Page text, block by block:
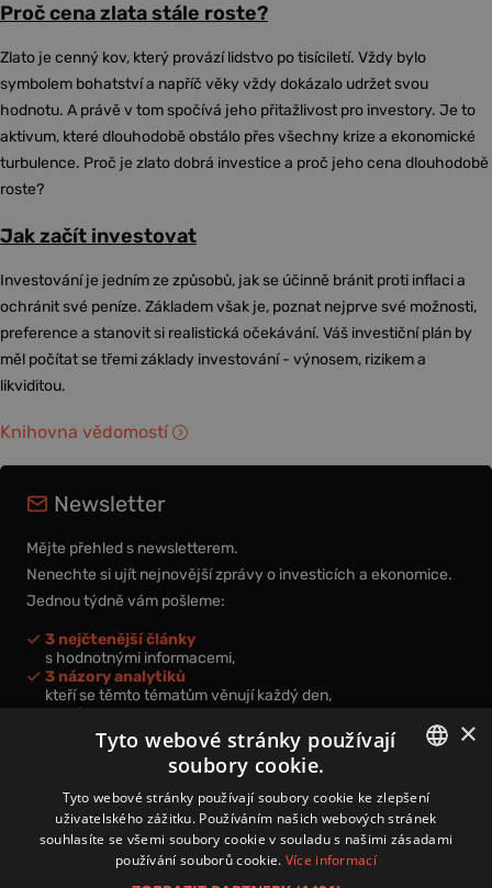
Proč cena zlata stále roste?
Zlato je cenný kov, který provází lidstvo po tisíciletí. Vždy bylo
symbolem bohatství a napříč věky vždy dokázalo udržet svou
hodnotu. A právě v tom spočívá jeho přitažlivost pro investory. Je to
aktivum, které dlouhodobě obstálo přes všechny krize a ekonomické
turbulence. Proč je zlato dobrá investice a proč jeho cena dlouhodobě
roste?
Jak začít investovat
Investování je jedním ze způsobů, jak se účinně bránit proti inflaci a
ochránit své peníze. Základem však je, poznat nejprve své možnosti,
preference a stanovit si realistická očekávání. Váš investiční plán by
měl počítat se třemi základy investování - výnosem, rizikem a
likviditou.
Knihovna vědomostí
Newsletter
Mějte přehled s newsletterem.
Nenechte si ujít nejnovější zprávy o investicích a ekonomice.
Jednou týdně vám pošleme:
3 nejčtenější články
s hodnotnými informacemi,
3 názory analytiků
kteří se těmto tématům věnují každý den,
nová videa a podcasty
k prohloubení vašich znalostí.
Přihlášením k newsletteru vyjadřujete svůj souhlas spodmínkami
zpracování osobních údajů.
CZECH
×
Tyto webové stránky používají
soubory cookie.
Tyto webové stránky používají soubory cookie ke zlepšení
uživatelského zážitku. Používáním našich webových stránek
souhlasíte se všemi soubory cookie v souladu s našimi zásadami
používání souborů cookie. Více informací